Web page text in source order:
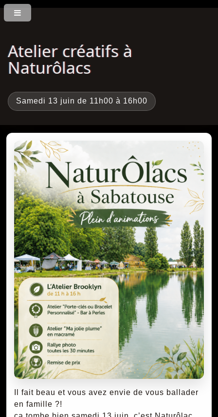
Atelier créatifs à
Naturôlacs
Samedi 13 juin de 11h00 à 16h00
Il fait beau et vous avez envie de vous ballader
en famille ?!